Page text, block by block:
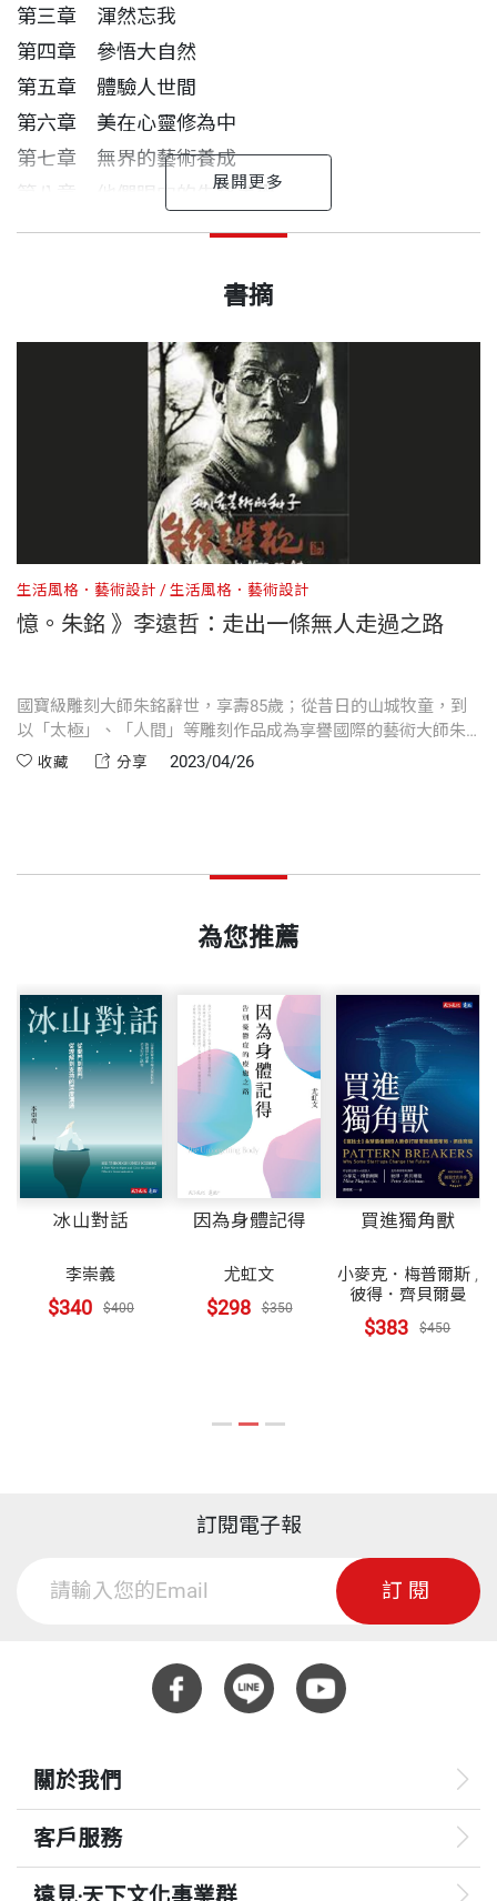
第三章 渾然忘我
第四章 參悟大自然
第五章 體驗人世間
第六章 美在心靈修為中
第七章 無界的藝術養成
第八章 他們眼中的朱銘美學
附錄 朱銘展覽年表
朱銘先生與我年紀相仿，他念小學一年級時為躲避美
軍轟炸，停學到山上，光復之後被直升為三年級，這
背景和我是一樣的。他自十多歲拜師學藝開始，就以
非凡的毅力，展開藝術人生的自我定位與追尋，讓我
想起高一那年，我曾經臥病一個月，就在那一段日
子，我深刻思索了此後的人生方向，「要當自己生命
的主人」這個觀念，就在青少歲月開始明確地建立。
從本書中，看到朱先生的許多想法，很能引起我的共
鳴，我想這也是我們多年以前，初次相見即感覺十分
是修來的，不是學來的。愛因斯坦的相對論是學來的
以科學領域而言，老師教導學生的階段，不過是人類
累積知識的傳授而已，唯有超越了學習，當學生能夠
對老師說「我經過實驗，經過研究，發現你的那套理
論有錯誤」時，這個剎那也就是科學進步的時刻，人
類對事物的一個新的把握，才又有了凌駕前人的發
現。
我的父親也是一位畫家，我自小看他作畫，長大後成
了科學家。許多人以為，藝術與科學是兩個截然不同
的世界，但我覺得，其實這兩者有一個共通的核心
雕塑創造了新的表現形式，而獲得極高的推崇；我的
科學研究之所以著名，也是因為探索到前所未有的解
處理的界面不同，但就其從已知走向未知的創造性而
■走出一條無人走過之路
先前我已講過，自己才是生命的主人，一個人對事物
出生於埔里小鎮，自大學中文系畢業後，歷任雜誌、
多年來得遇因緣，寫作佛教傳記與理念，傳達人間美
著有《慈悲在人間：走過尼泊爾震災之路》、《行願
半世紀：證嚴法師與慈濟》、《心靈的故鄉：靜思精
舍巡禮》、《人間佛國：佛光山佛陀紀念館紀事》、
《看見佛陀在人間：印順導師傳》、《法影一世紀：
印順導師百歲》、《慢行聽禪：殷琪問法 聖嚴解
琉璃同心圓》、《相信閱讀：天下文化25年的故事》
等書。
書號 BGB121
出版社 天下文化
裝幀 平裝
開本 14.8×21cm
印刷規格 黑白
重量
書摘
生活風格．藝術設計 生活風格．藝術設計
憶。朱銘 》李遠哲：走出一條無人走過之路
國寶級雕刻大師朱銘辭世，享壽85歲；從昔日的山城牧童，到
以「太極」、「人間」等雕刻作品成為享譽國際的藝術大師朱
銘，朱銘的成就背後來自他獨樹一格的人生觀與創作觀。本篇
收藏 分享 2023/04/26
為您推薦
冰山對話
李崇義
$340 $400
因為身體記得
尤虹文
$298 $350
買進獨角獸
小麥克．梅普爾斯,
彼得．齊貝爾曼
$383 $450
訂閱電子報
訂閱
關於我們
客戶服務